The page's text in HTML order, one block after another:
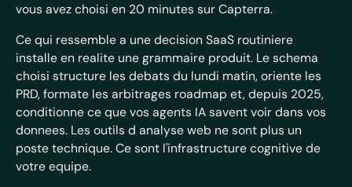
vous avez choisi en 20 minutes sur Capterra.
Ce qui ressemble a une decision SaaS routiniere
installe en realite une grammaire produit. Le schema
choisi structure les debats du lundi matin, oriente les
PRD, formate les arbitrages roadmap et, depuis 2025,
conditionne ce que vos agents IA savent voir dans vos
donnees. Les outils d analyse web ne sont plus un
poste technique. Ce sont l'infrastructure cognitive de
votre equipe.